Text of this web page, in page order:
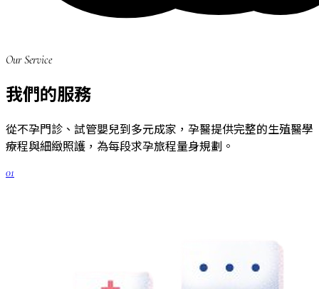
Our Service
我們的服務
從不孕門診、試管嬰兒到多元成家，孕醫提供完整的生殖醫學
療程與細緻照護，為每段求孕旅程量身規劃。
01